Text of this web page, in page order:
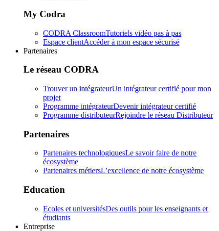
My Codra
CODRA ClassroomTutoriels vidéo pas à pas
Espace clientAccéder à mon espace sécurisé
Partenaires
Le réseau CODRA
Trouver un intégrateurUn intégrateur certifié pour mon
projet
Programme intégrateurDevenir intégrateur certifié
Programme distributeurRejoindre le réseau Distributeur
Partenaires
Partenaires technologiquesLe savoir faire de notre
écosystème
Partenaires métiersL’excellence de notre écosystème
Education
Ecoles et universitésDes outils pour les enseignants et
étudiants
Entreprise